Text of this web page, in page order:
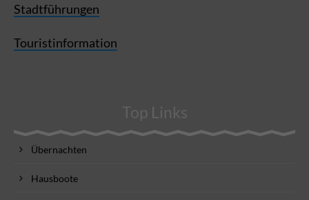
Stadtführungen
Touristinformation
Top Links
Übernachten
Hausboote